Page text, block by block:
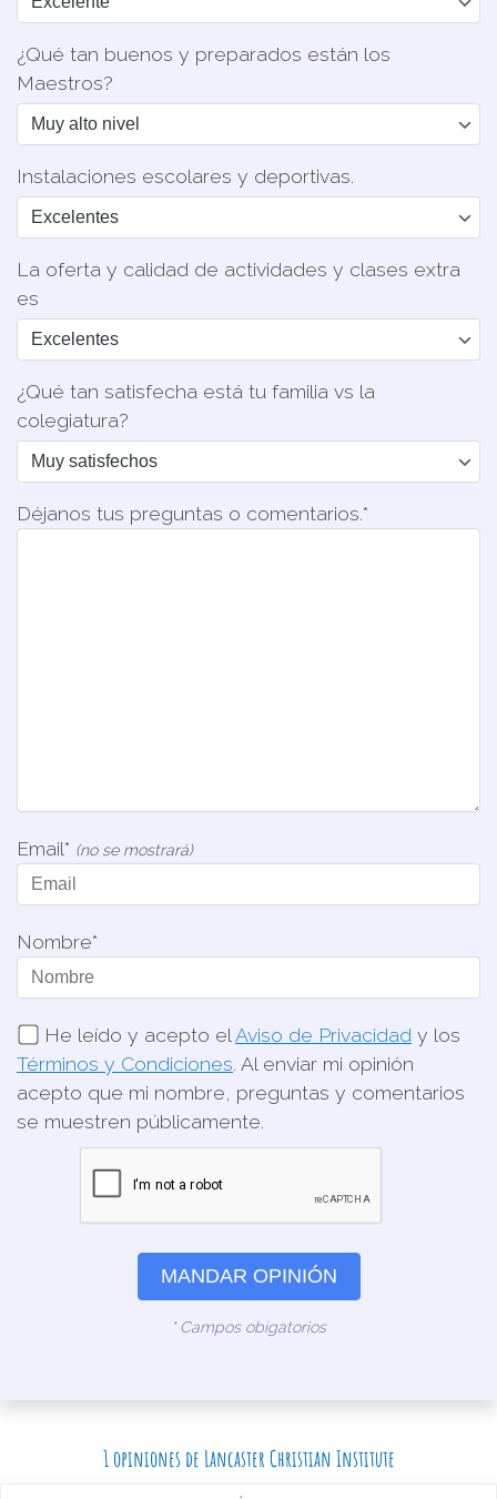
¿Qué tan buenos y preparados están los
Maestros?
Instalaciones escolares y deportivas.
La oferta y calidad de actividades y clases extra
es
¿Qué tan satisfecha está tu familia vs la
colegiatura?
Déjanos tus preguntas o comentarios.*
Email* (no se mostrará)
Nombre*
He leído y acepto el Aviso de Privacidad y los
Términos y Condiciones. Al enviar mi opinión
acepto que mi nombre, preguntas y comentarios
se muestren públicamente.
MANDAR OPINIÓN
* Campos obigatorios
1 opiniones de Lancaster Christian Institute